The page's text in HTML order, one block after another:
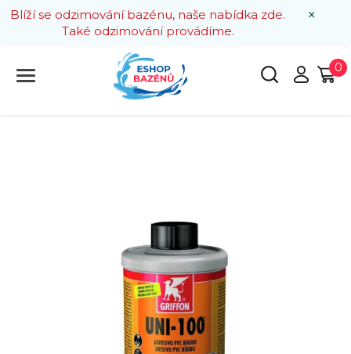
×
Blíží se odzimování bazénu, naše nabídka zde.
Také odzimování provádíme.
0